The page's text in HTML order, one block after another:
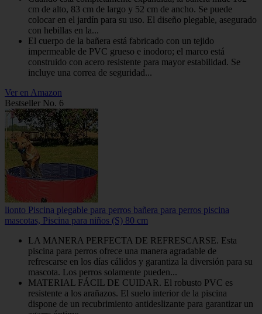
cm de alto, 83 cm de largo y 52 cm de ancho. Se puede
colocar en el jardín para su uso. El diseño plegable, asegurado
con hebillas en la...
El cuerpo de la bañera está fabricado con un tejido
impermeable de PVC grueso e inodoro; el marco está
construido con acero resistente para mayor estabilidad. Se
incluye una correa de seguridad...
Ver en Amazon
Bestseller No. 6
lionto Piscina plegable para perros bañera para perros piscina
mascotas, Piscina para niños (S) 80 cm
LA MANERA PERFECTA DE REFRESCARSE. Esta
piscina para perros ofrece una manera agradable de
refrescarse en los días cálidos y garantiza la diversión para su
mascota. Los perros solamente pueden...
MATERIAL FÁCIL DE CUIDAR. El robusto PVC es
resistente a los arañazos. El suelo interior de la piscina
dispone de un recubrimiento antideslizante para garantizar un